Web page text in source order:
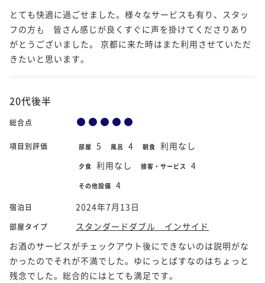
とても快適に過ごせました。様々なサービスも有り、スタッ
フの方も゙皆さん感じが良くすぐに声を掛けてくださりあり
がとうございました。 京都に来た時はまた利用させていただ
きたいと思います。
20代後半
総合点
項目別評価 部屋 5 風呂 4 朝食 利用なし
夕食 利用なし 接客・サービス 4
その他設備 4
宿泊日 2024年7月13日
部屋タイプ
スタンダードダブル インサイド
お酒のサービスがチェックアウト後にできないのは説明がな
かったのでそれが不満でした。ゆにっとばすなのはちょっと
残念でした。総合的にはとても満足です。